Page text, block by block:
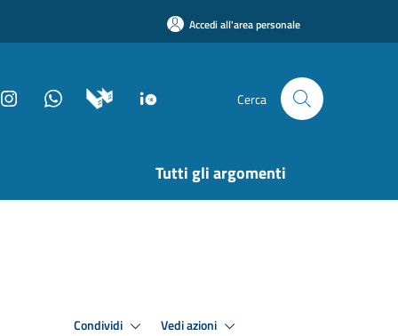
Accedi all'area personale
Cerca
Tutti gli argomenti
Condividi Vedi azioni